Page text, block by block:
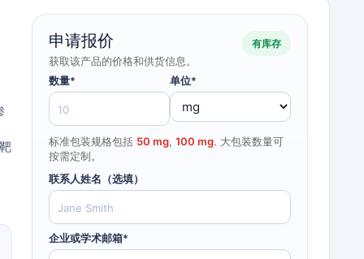
申请报价
获取该产品的价格和供货信息。
有库存
数量* 单位*
标准包装规格包括 50 mg, 100 mg. 大包装数量可
按需定制。
联系人姓名（选填）
企业或学术邮箱*